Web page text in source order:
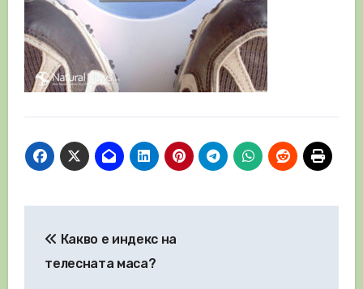
Какво е индекс на
телесната маса?